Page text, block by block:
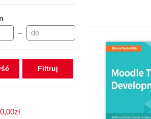
–
She has
Cookbook
When not
time.